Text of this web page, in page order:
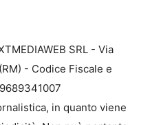
SRL - Via
- Codice Fiscale e
in quanto viene